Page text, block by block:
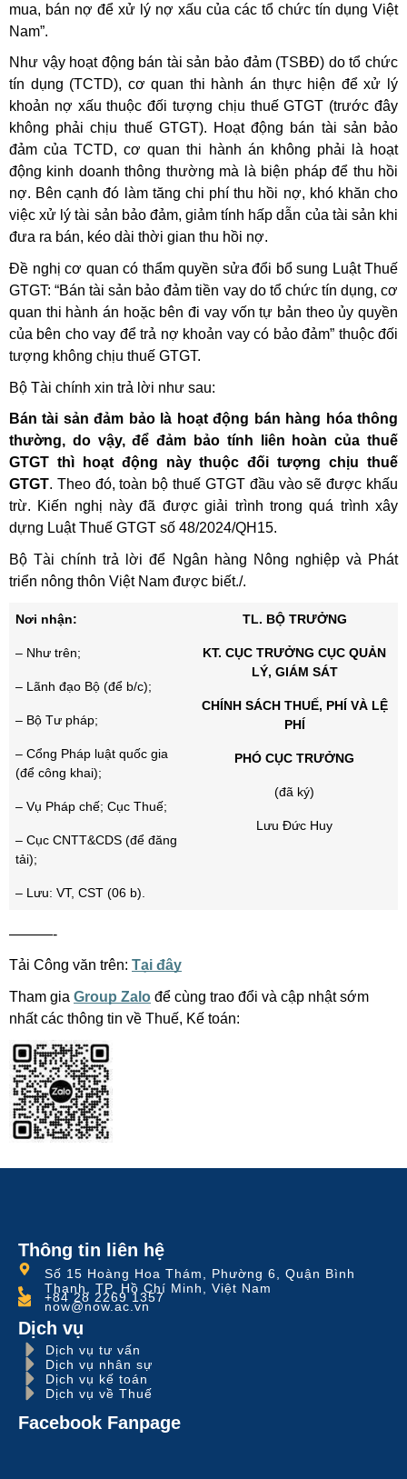
mua, bán nợ để xử lý nợ xấu của các tổ chức tín dụng Việt
Nam”.
Như vậy hoạt động bán tài sản bảo đảm (TSBĐ) do tổ chức
tín dụng (TCTD), cơ quan thi hành án thực hiện để xử lý
khoản nợ xấu thuộc đối tượng chịu thuế GTGT (trước đây
không phải chịu thuế GTGT). Hoạt động bán tài sản bảo
đảm của TCTD, cơ quan thi hành án không phải là hoạt
động kinh doanh thông thường mà là biện pháp để thu hồi
nợ. Bên cạnh đó làm tăng chi phí thu hồi nợ, khó khăn cho
việc xử lý tài sản bảo đảm, giảm tính hấp dẫn của tài sản khi
đưa ra bán, kéo dài thời gian thu hồi nợ.
Đề nghị cơ quan có thẩm quyền sửa đổi bổ sung Luật Thuế
GTGT: “Bán tài sản bảo đảm tiền vay do tổ chức tín dụng, cơ
quan thi hành án hoặc bên đi vay vốn tự bản theo ủy quyền
của bên cho vay để trả nợ khoản vay có bảo đảm” thuộc đối
tượng không chịu thuế GTGT.
Bộ Tài chính xin trả lời như sau:
Bán tài sản đảm bảo là hoạt động bán hàng hóa thông
thường, do vậy, để đảm bảo tính liên hoàn của thuế
GTGT thì hoạt động này thuộc đối tượng chịu thuế
GTGT. Theo đó, toàn bộ thuế GTGT đầu vào sẽ được khấu
trừ. Kiến nghị này đã được giải trình trong quá trình xây
dựng Luật Thuế GTGT số 48/2024/QH15.
Bộ Tài chính trả lời để Ngân hàng Nông nghiệp và Phát
triển nông thôn Việt Nam được biết./.
Nơi nhận:
– Như trên;
– Lãnh đạo Bộ (để b/c);
– Bộ Tư pháp;
– Cổng Pháp luật quốc gia
(để công khai);
– Vụ Pháp chế; Cục Thuế;
– Cục CNTT&CDS (để đăng
tải);
– Lưu: VT, CST (06 b).
TL. BỘ TRƯỞNG
KT. CỤC TRƯỞNG CỤC QUẢN
LÝ, GIÁM SÁT
CHÍNH SÁCH THUẾ, PHÍ VÀ LỆ
PHÍ
PHÓ CỤC TRƯỞNG
(đã ký)
Lưu Đức Huy
———-
Tải Công văn trên: Tại đây
Tham gia Group Zalo để cùng trao đổi và cập nhật sớm
nhất các thông tin về Thuế, Kế toán:
Thông tin liên hệ
Số 15 Hoàng Hoa Thám, Phường 6, Quận Bình
Thạnh, TP. Hồ Chí Minh, Việt Nam
+84 28 2269 1357
now@now.ac.vn
Dịch vụ
Dịch vụ tư vấn
Dịch vụ nhân sự
Dịch vụ kế toán
Dịch vụ về Thuế
Facebook Fanpage